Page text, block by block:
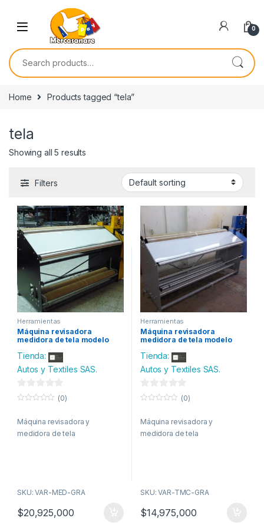
Skip to navigation
0
Search for:
Home Products tagged “tela”
tela
Showing all 5 results
Filters
Herramientas
Máquina revisadora
medidora de tela modelo
Tienda:
Autos y Textiles SAS.
0
e
5
u
o
(0)
Máquina revisadora y
medidora de tela
SKU: VAR-MED-GRA
$20,925,000
Herramientas
Máquina revisadora
medidora de tela modelo
Tienda:
Autos y Textiles SAS.
0
e
5
u
o
(0)
Máquina revisadora y
medidora de tela
SKU: VAR-TMC-GRA
$14,975,000